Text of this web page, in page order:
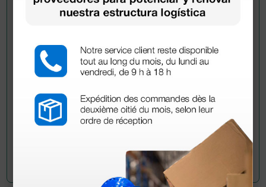
¿Todavía tienes alguna duda? ¿Necesitas más
Envía ahora mismo tu pregunta a los colegas que ya
han adquirido este producto.
Envía tu pregunta